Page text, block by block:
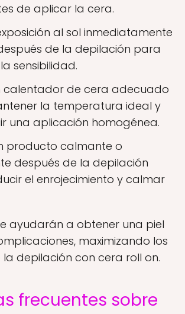
de aplicar la cera.
al sol inmediatamente
de la depilación para
sensibilidad.
calentador de cera adecuado
la temperatura ideal y
una aplicación homogénea.
producto calmante o
después de la depilación
el enrojecimiento y calmar
ayudarán a obtener una piel
maximizando los
la depilación con cera roll on.
frecuentes sobre